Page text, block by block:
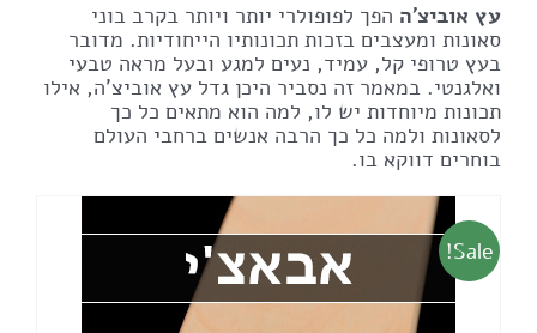
עץ אוביצ'ה הפך לפופולרי יותר ויותר בקרב בוני
סאונות ומעצבים בזכות תכונותיו הייחודיות. מדובר
בעץ טרופי קל, עמיד, נעים למגע ובעל מראה טבעי
ואלגנטי. במאמר זה נסביר היכן גדל עץ אוביצ'ה, אילו
תכונות מיוחדות יש לו, למה הוא מתאים כל כך
לסאונות ולמה כל כך הרבה אנשים ברחבי העולם
בוחרים דווקא בו.
Sale!